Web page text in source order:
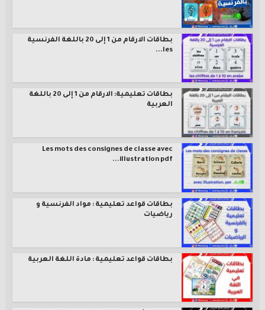
بطاقات الارقام من 1 إلى 20 باللغة الفرنسية
les...
بطاقات تعليمية: الارقام من 1 إلى 20 باللغة
العربية
Les mots des consignes de classe avec
illustration pdf...
بطاقات قواعد تعليمية : مواد الفرنسية و
رياضيات
بطاقات قواعد تعليمية : مادة اللغة العربية